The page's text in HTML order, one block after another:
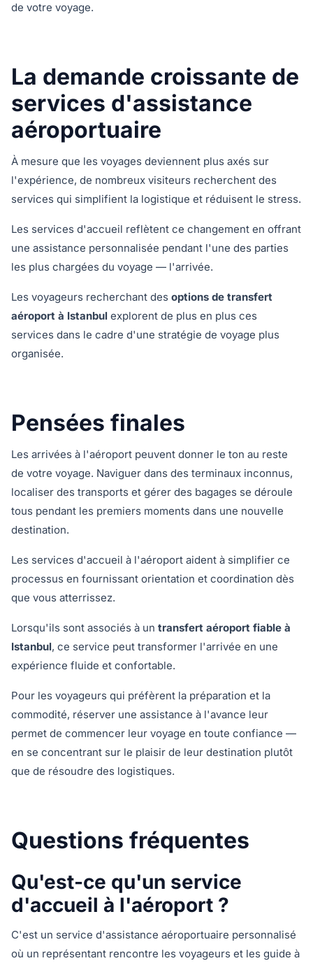
de votre voyage.
La demande croissante de
services d'assistance
aéroportuaire
À mesure que les voyages deviennent plus axés sur
l'expérience, de nombreux visiteurs recherchent des
services qui simplifient la logistique et réduisent le stress.
Les services d'accueil reflètent ce changement en offrant
une assistance personnalisée pendant l'une des parties
les plus chargées du voyage — l'arrivée.
Les voyageurs recherchant des options de transfert
aéroport à Istanbul explorent de plus en plus ces
services dans le cadre d'une stratégie de voyage plus
organisée.
Pensées finales
Les arrivées à l'aéroport peuvent donner le ton au reste
de votre voyage. Naviguer dans des terminaux inconnus,
localiser des transports et gérer des bagages se déroule
tous pendant les premiers moments dans une nouvelle
destination.
Les services d'accueil à l'aéroport aident à simplifier ce
processus en fournissant orientation et coordination dès
que vous atterrissez.
Lorsqu'ils sont associés à un transfert aéroport fiable à
Istanbul, ce service peut transformer l'arrivée en une
expérience fluide et confortable.
Pour les voyageurs qui préfèrent la préparation et la
commodité, réserver une assistance à l'avance leur
permet de commencer leur voyage en toute confiance —
en se concentrant sur le plaisir de leur destination plutôt
que de résoudre des logistiques.
Questions fréquentes
Qu'est-ce qu'un service
d'accueil à l'aéroport ?
C'est un service d'assistance aéroportuaire personnalisé
où un représentant rencontre les voyageurs et les guide à